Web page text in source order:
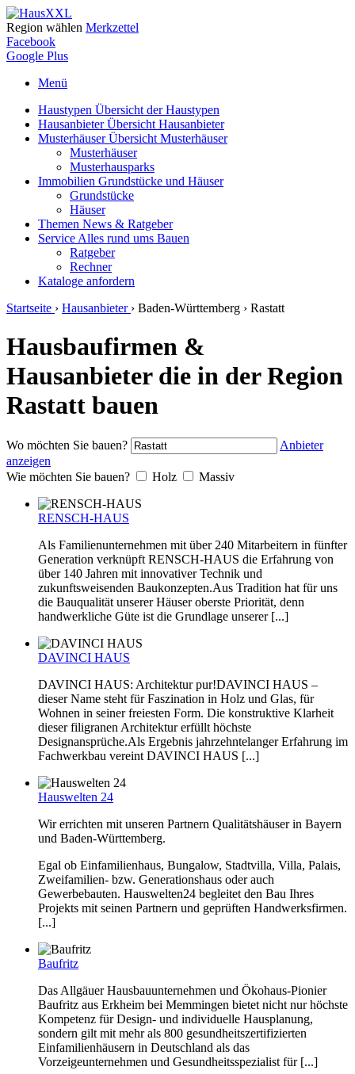
Region wählen Merkzettel
Facebook
Google Plus
Menü
Haustypen Übersicht der Haustypen
HausanbieterÜbersicht Hausanbieter
MusterhäuserÜbersicht Musterhäuser
Musterhäuser
Musterhausparks
Immobilien Grundstücke und Häuser
Grundstücke
Häuser
Themen News & Ratgeber
Service Alles rund ums Bauen
Ratgeber
Rechner
Kataloge anfordern
Startseite › Hausanbieter › Baden-Württemberg › Rastatt
Hausbaufirmen &
Hausanbieter die in der Region
Rastatt bauen
Wo möchten Sie bauen?
Anbieter
anzeigen
Wie möchten Sie bauen?
Holz Massiv
RENSCH-HAUS
Als Familienunternehmen mit über 240 Mitarbeitern in fünfter
Generation verknüpft RENSCH-HAUS die Erfahrung von
über 140 Jahren mit innovativer Technik und
zukunftsweisenden Baukonzepten.Aus Tradition hat für uns
die Bauqualität unserer Häuser oberste Priorität, denn
handwerkliche Güte ist die Grundlage unserer [...]
DAVINCI HAUS
DAVINCI HAUS: Architektur pur!DAVINCI HAUS –
dieser Name steht für Faszination in Holz und Glas, für
Wohnen in seiner freiesten Form. Die konstruktive Klarheit
dieser filigranen Architektur erfüllt höchste
Designansprüche.Als Ergebnis jahrzehntelanger Erfahrung im
Fachwerkbau vereint DAVINCI HAUS [...]
Hauswelten 24
Wir errichten mit unseren Partnern Qualitätshäuser in Bayern
und Baden-Württemberg.
Egal ob Einfamilienhaus, Bungalow, Stadtvilla, Villa, Palais,
Zweifamilien- bzw. Generationshaus oder auch
Gewerbebauten. Hauswelten24 begleitet den Bau Ihres
Projekts mit seinen Partnern und geprüften Handwerksfirmen.
[...]
Baufritz
Das Allgäuer Hausbauunternehmen und Ökohaus-Pionier
Baufritz aus Erkheim bei Memmingen bietet nicht nur höchste
Kompetenz für Design- und individuelle Hausplanung,
sondern gilt mit mehr als 800 gesundheitszertifizierten
Einfamilienhäusern in Deutschland als das
Vorzeigeunternehmen und Gesundheitsspezialist für [...]